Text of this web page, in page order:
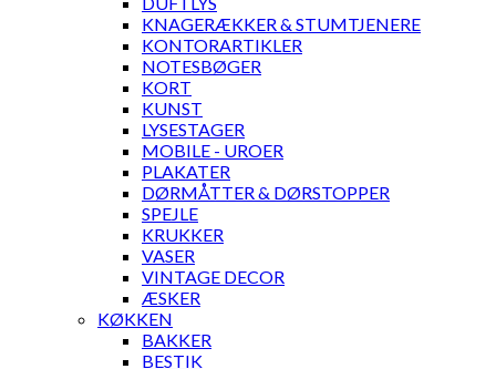
KNAGERÆKKER & STUMTJENERE
KONTORARTIKLER
NOTESBØGER
KORT
KUNST
LYSESTAGER
MOBILE - UROER
PLAKATER
DØRMÅTTER & DØRSTOPPER
SPEJLE
KRUKKER
VASER
VINTAGE DECOR
ÆSKER
KØKKEN
BAKKER
BESTIK